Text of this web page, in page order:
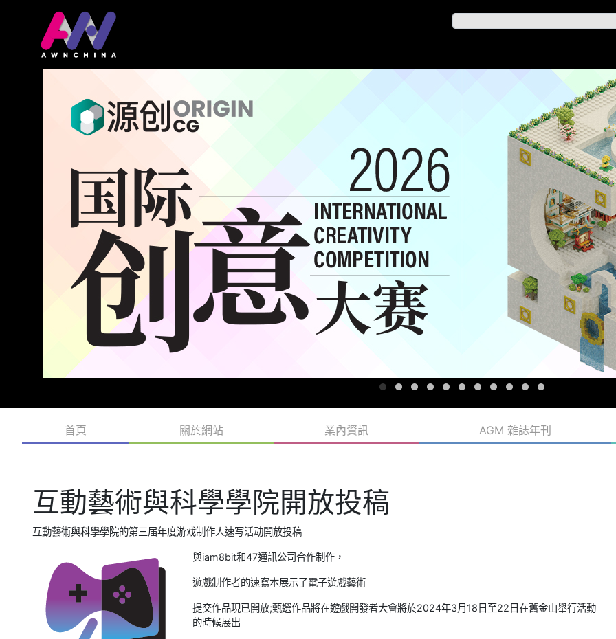
首頁 關於網站 業內資訊 AGM 雜誌年刊
互動藝術與科學學院開放投稿
互動藝術與科學學院的第三届年度游戏制作人速写活动開放投稿
與iam8bit和47通訊公司合作制作，
遊戲制作者的速寫本展示了電子遊戲藝術
提交作品現已開放;甄選作品將在遊戲開發者大會將於2024年3月18日至22日在舊金山舉行活動
的時候展出